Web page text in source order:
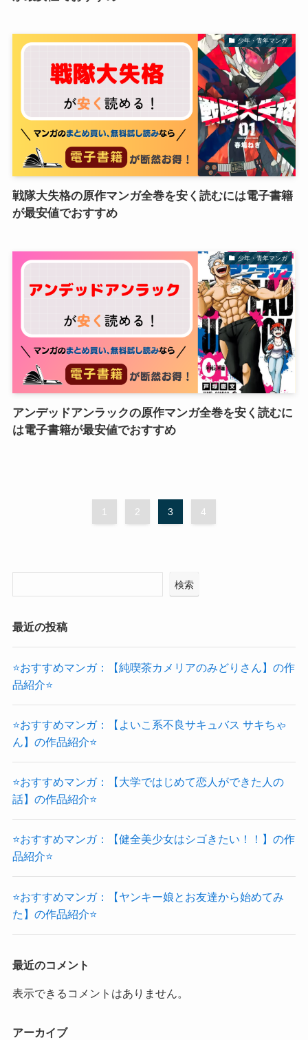
少年・青年マンガ
戦隊大失格の原作マンガ全巻を安く読むには電子書籍
が最安値でおすすめ
少年・青年マンガ
アンデッドアンラックの原作マンガ全巻を安く読むに
は電子書籍が最安値でおすすめ
1 2 3 4
検索
最近の投稿
⭐おすすめマンガ：【純喫茶カメリアのみどりさん】の作
品紹介⭐
⭐おすすめマンガ：【よいこ系不良サキュバス サキちゃ
ん】の作品紹介⭐
⭐おすすめマンガ：【大学ではじめて恋人ができた人の
話】の作品紹介⭐
⭐おすすめマンガ：【健全美少女はシゴきたい！！】の作
品紹介⭐
⭐おすすめマンガ：【ヤンキー娘とお友達から始めてみ
た】の作品紹介⭐
最近のコメント
表示できるコメントはありません。
アーカイブ